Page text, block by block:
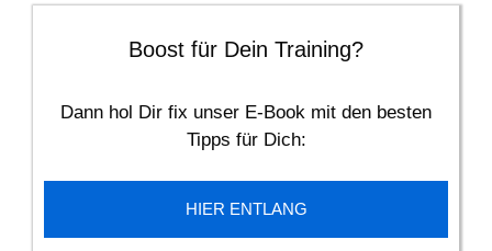
Boost für Dein Training?
Dann hol Dir fix unser E-Book mit den besten
Tipps für Dich:
HIER ENTLANG